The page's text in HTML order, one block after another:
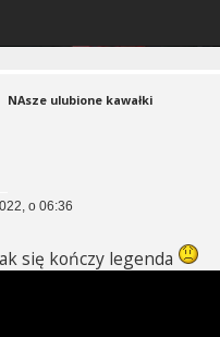
NAsze ulubione kawałki
o 06:36
się kończy legenda